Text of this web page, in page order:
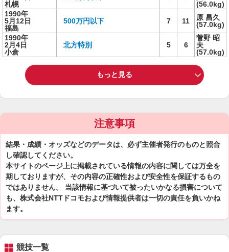
札幌
(56.0kg)
1990年
5月12日
福島
500万円以下 7 11
原 昌久
(57.0kg)
1990年
2月4日
小倉
北方特別 5 6
菅野 昭
夫
(57.0kg)
もっと見る
注意事項
結果・成績・オッズなどのデータは、必ず主催者発行のものと照合
し確認してください。
本サイトのページ上に掲載されている情報の内容に関しては万全を
期しておりますが、その内容の正確性および安全性を保証するもの
ではありません。 当該情報に基づいて被ったいかなる損害について
も、株式会社NTTドコモおよび情報提供者は一切の責任を負いかね
ます。
競技一覧